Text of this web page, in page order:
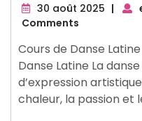
30 août 2025 30
|
Comments
Cours de Danse
Danse Latine La
d’expression
chaleur, la passion et